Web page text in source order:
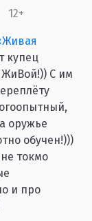
12+
купец
С им
оружье
обучен!)))
токмо
и про